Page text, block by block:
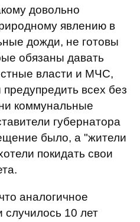
довольно
явлению в
дожди, не готовы
обязаны давать
власти и МЧС,
всех без
коммунальные
губернатора
было, а "жители
покидать свои
аналогичное
10 лет